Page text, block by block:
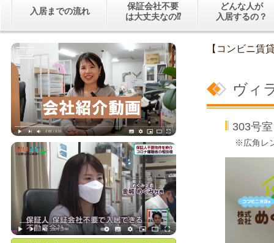
入居までの流れ
保証会社不要
は大丈夫なの⁉
どんな人が
入居するの？
【コンビニ賃
ヴィ
303号
※広角レ